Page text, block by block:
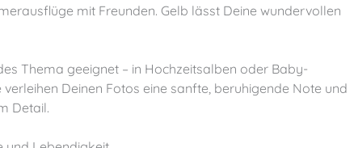
mit Freunden. Gelb lässt Deine wundervollen
Thema geeignet – in Hochzeitsalben oder Baby-
Deinen Fotos eine sanfte, beruhigende Note und
Detail.